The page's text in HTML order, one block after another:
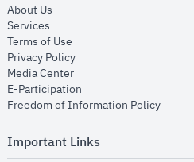
About Us
Services
Terms of Use
Privacy Policyopens in new window
Media Centeropens in new window
E-Participation
Freedom of Information Policyopens
Important Links